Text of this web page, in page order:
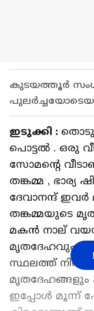
കുടയത്തൂർ
ഇടുക്കി :
പൊട്ടൽ . ഒരു
സോമന്‍റെ
തങ്കമ്മ , ഭാര്യ
ദേവാനന്ദ് ഇവർ
തങ്കമ്മയുടെ
മകൻ നാല്
മൃതദേഹവും
സ്ഥലത്ത്
മൃതദേഹങ്ങളും
ഇപ്പോൾ മൂന്ന്